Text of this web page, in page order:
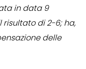
in data 9
risultato di 2-6; ha,
delle